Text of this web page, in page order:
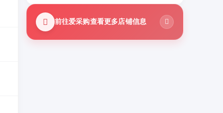
前往爱采购查看更多店铺信息